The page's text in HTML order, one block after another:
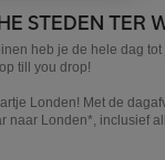
STEDEN TER
heb je de hele dag tot
till you drop!
Londen! Met de
naar Londen*, inclusief